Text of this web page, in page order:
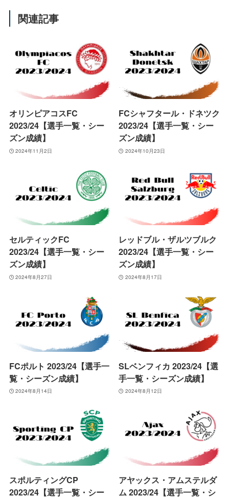
関連記事
オリンピアコスFC
2023/24【選手一覧・シー
ズン成績】
2024年11月2日
FCシャフタール・ドネツク
2023/24【選手一覧・シー
ズン成績】
2024年10月23日
セルティックFC
2023/24【選手一覧・シー
ズン成績】
2024年8月27日
レッドブル・ザルツブルク
2023/24【選手一覧・シー
ズン成績】
2024年8月17日
FCポルト 2023/24【選手一
覧・シーズン成績】
2024年8月14日
SLベンフィカ 2023/24【選
手一覧・シーズン成績】
2024年8月12日
スポルティングCP
2023/24【選手一覧・シー
アヤックス・アムステルダ
ム 2023/24【選手一覧・シ